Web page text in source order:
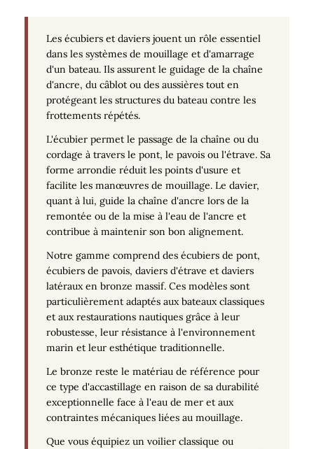
Les écubiers et daviers jouent un rôle essentiel
dans les systèmes de mouillage et d'amarrage
d'un bateau. Ils assurent le guidage de la chaîne
d'ancre, du câblot ou des aussières tout en
protégeant les structures du bateau contre les
frottements répétés.
L'écubier permet le passage de la chaîne ou du
cordage à travers le pont, le pavois ou l'étrave. Sa
forme arrondie réduit les points d'usure et
facilite les manœuvres de mouillage. Le davier,
quant à lui, guide la chaîne d'ancre lors de la
remontée ou de la mise à l'eau de l'ancre et
contribue à maintenir son bon alignement.
Notre gamme comprend des écubiers de pont,
écubiers de pavois, daviers d'étrave et daviers
latéraux en bronze massif. Ces modèles sont
particulièrement adaptés aux bateaux classiques
et aux restaurations nautiques grâce à leur
robustesse, leur résistance à l'environnement
marin et leur esthétique traditionnelle.
Le bronze reste le matériau de référence pour
ce type d'accastillage en raison de sa durabilité
exceptionnelle face à l'eau de mer et aux
contraintes mécaniques liées au mouillage.
Que vous équipiez un voilier classique ou